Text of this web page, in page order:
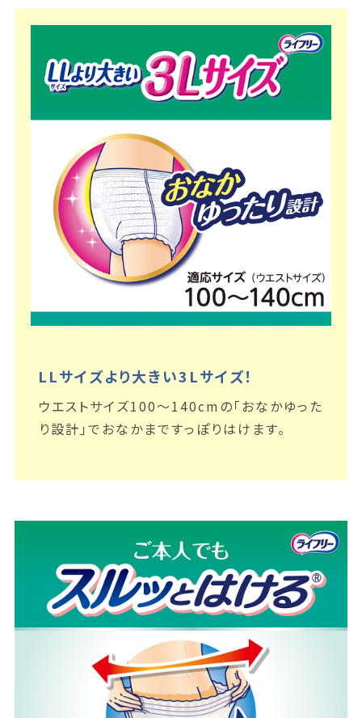
LLサイズより大きい3Lサイズ！
ウエストサイズ100～140cmの「おなかゆった
り設計」でおなかまですっぽりはけます。